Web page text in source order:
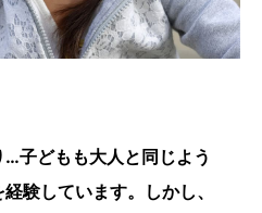
子どもも大人と同じよう
験しています。しかし、